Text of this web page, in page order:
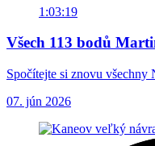
1:03:19
Všech 113 bodů
Spočítejte si znovu všechny
07. jún 2026